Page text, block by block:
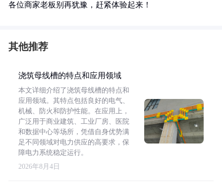
各位商家老板别再犹豫，赶紧体验起来！
其他推荐
浇筑母线槽的特点和应用领域
本文详细介绍了浇筑母线槽的特点和
应用领域。其特点包括良好的电气、
机械、防火和防护性能。在应用上，
广泛用于商业建筑、工业厂房、医院
和数据中心等场所，凭借自身优势满
足不同领域对电力供应的高要求，保
障电力系统稳定运行。
2026年8月4日